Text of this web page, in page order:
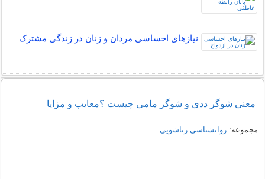
نیازهای احساسی مردان و زنان در زندگی مشترک
معنی شوگر ددی و شوگر مامی چیست ؟معایب و مزایا
مجموعه:روانشناسی زناشویی